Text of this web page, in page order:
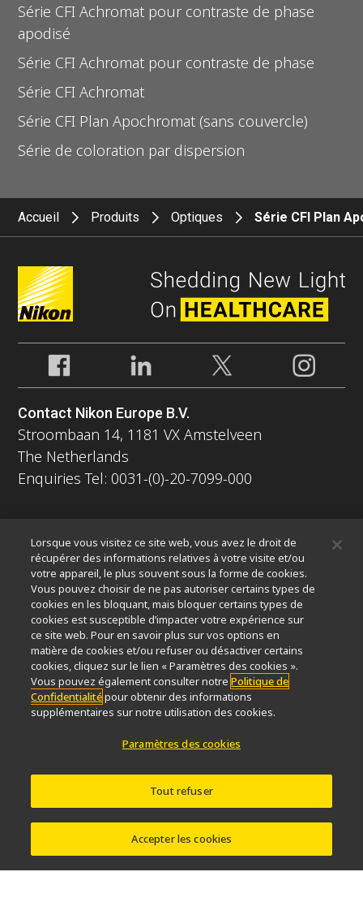
Série CFI Achromat pour contraste de phase
apodisé
Série CFI Achromat pour contraste de phase
Série CFI Achromat
Série CFI Plan Apochromat (sans couvercle)
Série de coloration par dispersion
Accueil Produits Optiques Série CFI Plan
Contact Nikon Europe B.V.
Stroombaan 14, 1181 VX Amstelveen
The Netherlands
Enquiries Tel: 0031-(0)-20-7099-000
NouvellesÉvénementsProfil de la sociétéCarrières
ServiceDurabilité
Bien-être
Nikon Microscopes 100th Anniversary
Popular Links
Dernières nouvelles et actualitésSélecteur d’objectifs
Resolution CalculatorPubScopeOEM
Nikon Small World
MicroscopyU
Microscopie industrielle et métrologie
Systèmes de lithographie à semi-conducteurs
Systèmes de lithographie à FPD
Lorsque vous visitez ce site web, vous avez le droit de
récupérer des informations relatives à votre visite et/ou
votre appareil, le plus souvent sous la forme de cookies.
Vous pouvez choisir de ne pas autoriser certains types de
cookies en les bloquant, mais bloquer certains types de
cookies est susceptible d’impacter votre expérience sur
ce site web. Pour en savoir plus sur vos options en
matière de cookies et/ou refuser ou désactiver certains
cookies, cliquez sur le lien « Paramètres des cookies ».
Vous pouvez également consulter notrePolitique de
Confidentialitépour obtenir des informations
supplémentaires sur notre utilisation des cookies.
Paramètres des cookies
Tout refuser
Accepter les cookies